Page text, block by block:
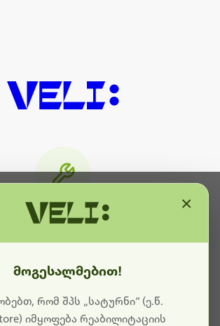
შეფერხებისთვის. ამჟამად
საიტის განახლება და ტექნიკური
სამუშაოები.
მოგესალმებით!
რომ შპს „სატურნი“ (ე.წ.
იმყოფება რეაბილიტაციის
×